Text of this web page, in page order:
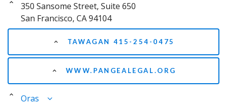
350 Sansome Street, Suite 650
San Francisco, CA 94104
TAWAGAN 415-254-0475
WWW.PANGEALEGAL.ORG
Oras